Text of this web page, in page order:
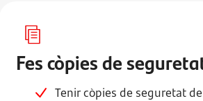
Fes còpies de
Tenir còpies de seguretat